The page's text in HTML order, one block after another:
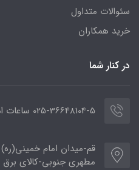
سئوالات متداول
خرید همکاران
در کنار شما
025-36648104-5 ساعات اداری (9 صبح الی 14)
قم-میدان امام
مطهری جنوبی-کالای برق